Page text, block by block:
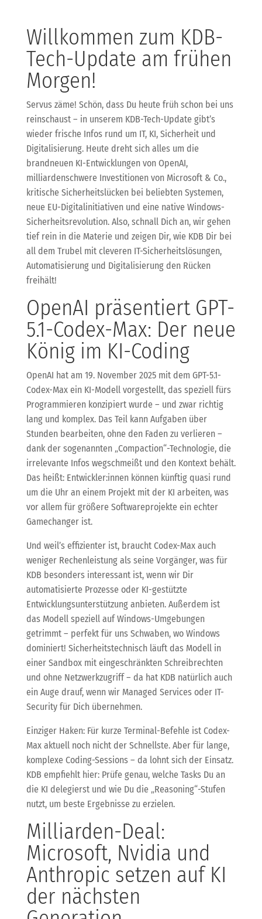
Willkommen zum KDB-
Tech-Update am frühen
Morgen!
Servus zäme! Schön, dass Du heute früh schon bei uns
reinschaust – in unserem KDB-Tech-Update gibt’s
wieder frische Infos rund um IT, KI, Sicherheit und
Digitalisierung. Heute dreht sich alles um die
brandneuen KI-Entwicklungen von OpenAI,
milliardenschwere Investitionen von Microsoft & Co.,
kritische Sicherheitslücken bei beliebten Systemen,
neue EU-Digitalinitiativen und eine native Windows-
Sicherheitsrevolution. Also, schnall Dich an, wir gehen
tief rein in die Materie und zeigen Dir, wie KDB Dir bei
all dem Trubel mit cleveren IT-Sicherheitslösungen,
Automatisierung und Digitalisierung den Rücken
freihält!
OpenAI präsentiert GPT-
5.1-Codex-Max: Der neue
König im KI-Coding
OpenAI hat am 19. November 2025 mit dem GPT-5.1-
Codex-Max ein KI-Modell vorgestellt, das speziell fürs
Programmieren konzipiert wurde – und zwar richtig
lang und komplex. Das Teil kann Aufgaben über
Stunden bearbeiten, ohne den Faden zu verlieren –
dank der sogenannten „Compaction“-Technologie, die
irrelevante Infos wegschmeißt und den Kontext behält.
Das heißt: Entwickler:innen können künftig quasi rund
um die Uhr an einem Projekt mit der KI arbeiten, was
vor allem für größere Softwareprojekte ein echter
Gamechanger ist.
Und weil’s effizienter ist, braucht Codex-Max auch
weniger Rechenleistung als seine Vorgänger, was für
KDB besonders interessant ist, wenn wir Dir
automatisierte Prozesse oder KI-gestützte
Entwicklungsunterstützung anbieten. Außerdem ist
das Modell speziell auf Windows-Umgebungen
getrimmt – perfekt für uns Schwaben, wo Windows
dominiert! Sicherheitstechnisch läuft das Modell in
einer Sandbox mit eingeschränkten Schreibrechten
und ohne Netzwerkzugriff – da hat KDB natürlich auch
ein Auge drauf, wenn wir Managed Services oder IT-
Security für Dich übernehmen.
Einziger Haken: Für kurze Terminal-Befehle ist Codex-
Max aktuell noch nicht der Schnellste. Aber für lange,
komplexe Coding-Sessions – da lohnt sich der Einsatz.
KDB empfiehlt hier: Prüfe genau, welche Tasks Du an
die KI delegierst und wie Du die „Reasoning“-Stufen
nutzt, um beste Ergebnisse zu erzielen.
Milliarden-Deal:
Microsoft, Nvidia und
Anthropic setzen auf KI
der nächsten